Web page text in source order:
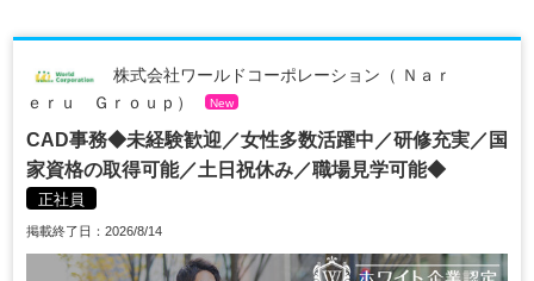
株式会社ワールドコーポレーション（ Ｎａｒ
ｅｒｕ Ｇｒｏｕｐ）
New
CAD事務◆未経験歓迎／女性多数活躍中／研修充実／国
家資格の取得可能／土日祝休み／職場見学可能◆
正社員
掲載終了日：2026/8/14